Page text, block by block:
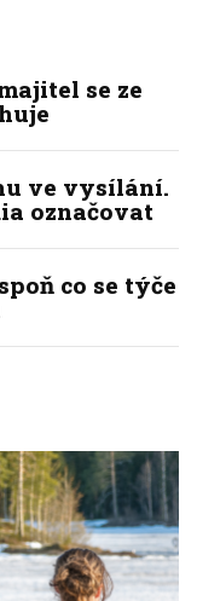
se ze
ve vysílání.
označovat
co se týče